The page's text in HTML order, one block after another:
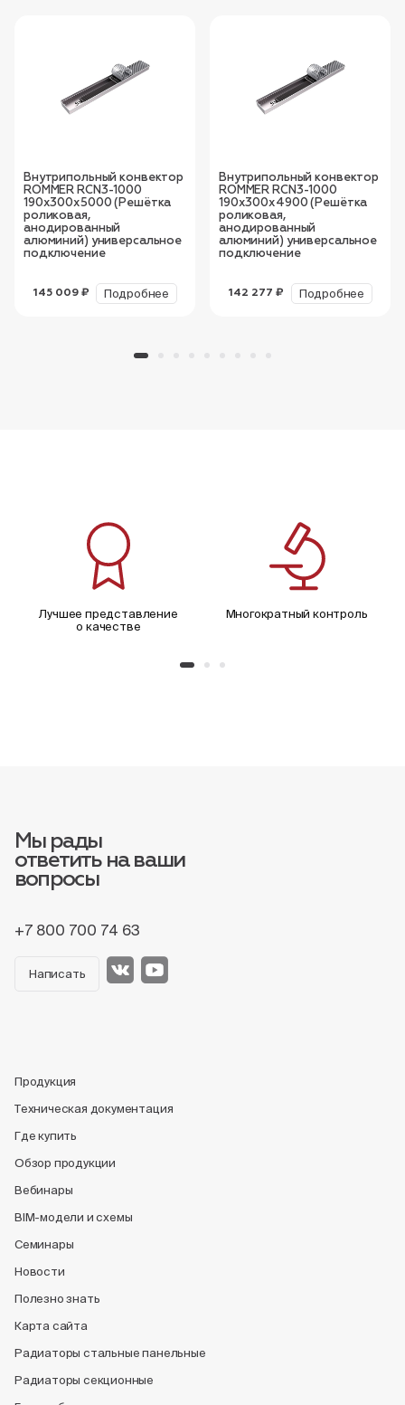
Внутрипольный конвектор
ROMMER RCN3-1000
190х300х5000 (Решётка
роликовая,
анодированный
алюминий) универсальное
подключение
145 009 ₽ Подробнее
Внутрипольный конвектор
ROMMER RCN3-1000
190х300х4900 (Решётка
роликовая,
анодированный
алюминий) универсальное
подключение
142 277 ₽ Подробнее
Лучшее представление
о качестве
Многократный контроль
Мы рады
ответить на ваши
вопросы
+7 800 700 74 63
Написать
Продукция
Техническая документация
Где купить
Обзор продукции
Вебинары
BIM-модели и схемы
Семинары
Новости
Полезно знать
Карта сайта
Радиаторы стальные панельные
Радиаторы секционные